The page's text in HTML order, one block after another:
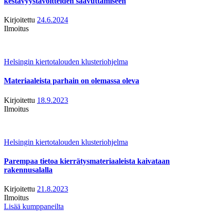
Kirjoitettu 24.6.2024
Ilmoitus
Helsingin kiertotalouden klusteriohjelma
Materiaaleista parhain on olemassa oleva
Kirjoitettu 18.9.2023
Ilmoitus
Helsingin kiertotalouden klusteriohjelma
Parempaa tietoa kierrätysmateriaaleista kaivataan
rakennusalalla
Kirjoitettu 21.8.2023
Ilmoitus
Lisää kumppaneilta